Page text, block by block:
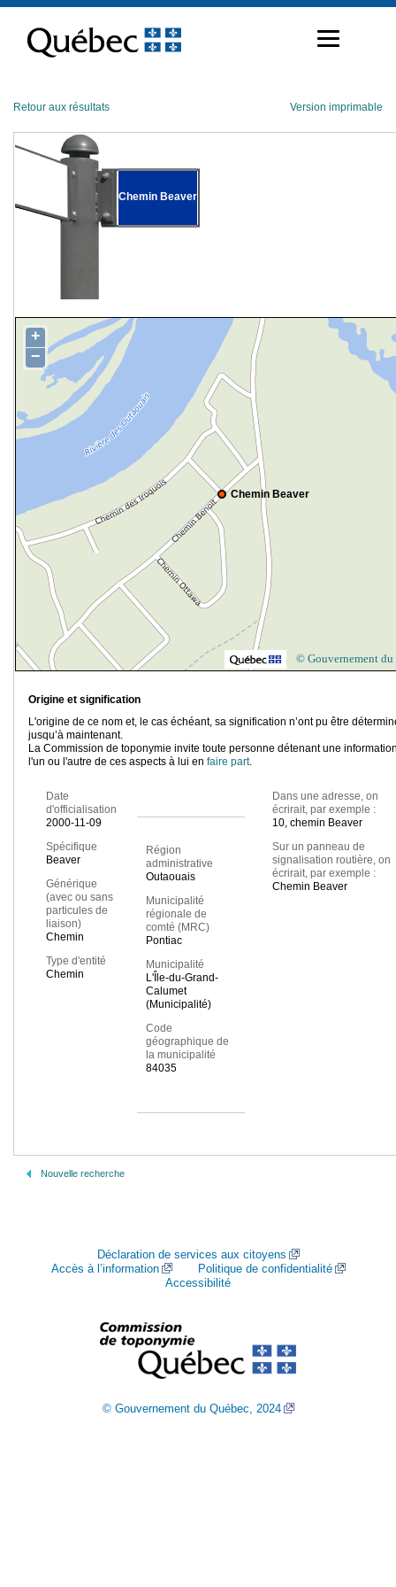
contenu
Retour aux résultats Version imprimable
Chemin Beaver
Chemin Beaver
+
−
© Gouvernement du
Origine et signification
L'origine de ce nom et, le cas échéant, sa signification n’ont pu être
jusqu’à maintenant.
La Commission de toponymie invite toute personne détenant une
l'un ou l'autre de ces aspects à lui en faire part.
Date
d'officialisation
2000-11-09
Spécifique
Beaver
Générique
(avec ou sans
particules de
liaison)
Chemin
Type d'entité
Chemin
Région
administrative
Outaouais
Municipalité
régionale de
comté (MRC)
Pontiac
Municipalité
L'Île-du-Grand-
Calumet
(Municipalité)
Code
géographique de
la municipalité
84035
Dans une adresse, on
écrirait, par exemple :
10, chemin Beaver
Sur un panneau de
signalisation routière, on
écrirait, par exemple :
Chemin Beaver
Nouvelle recherche
Déclaration de services aux citoyens
Accès à l’information
Politique de confidentialité
Accessibilité
© Gouvernement du Québec, 2024